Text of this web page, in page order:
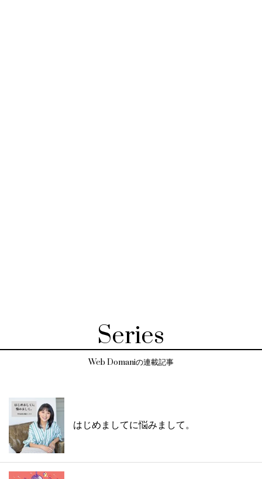
Series
Web Domaniの連載記事
はじめましてに悩みまして。